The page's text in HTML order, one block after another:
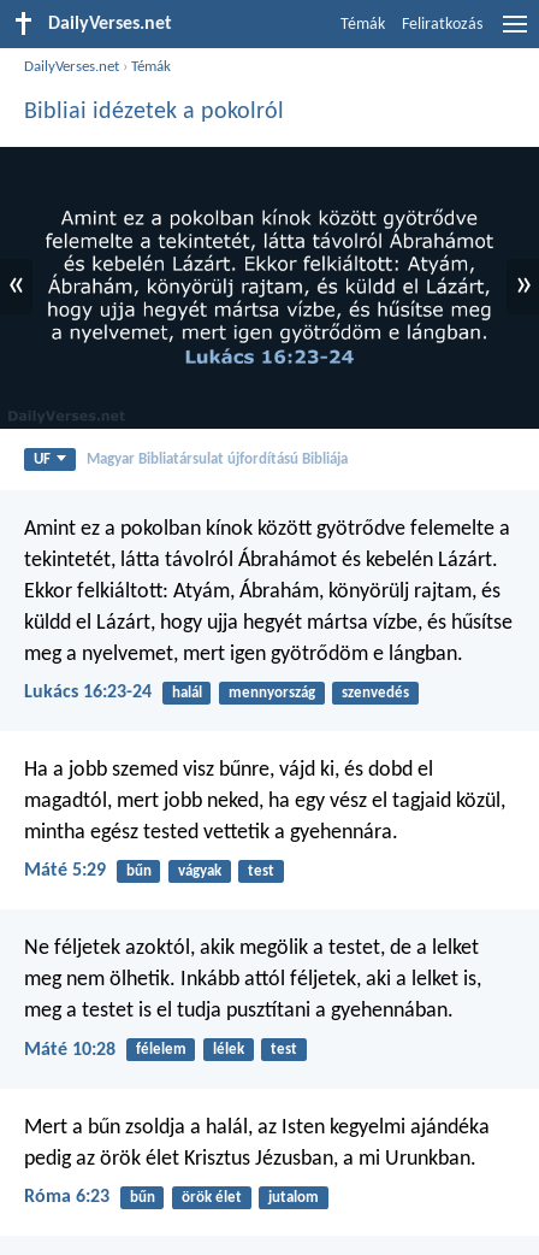
DailyVerses.net Témák Feliratkozás
DailyVerses.net ›Témák
Bibliai idézetek a pokolról
« »
UF Magyar Bibliatársulat újfordítású Bibliája
Amint ez a pokolban kínok között gyötrődve felemelte a
tekintetét, látta távolról Ábrahámot és kebelén Lázárt.
Ekkor felkiáltott: Atyám, Ábrahám, könyörülj rajtam, és
küldd el Lázárt, hogy ujja hegyét mártsa vízbe, és hűsítse
meg a nyelvemet, mert igen gyötrődöm e lángban.
Lukács 16:23-24 halál mennyország szenvedés
Ha a jobb szemed visz bűnre, vájd ki, és dobd el
magadtól, mert jobb neked, ha egy vész el tagjaid közül,
mintha egész tested vettetik a gyehennára.
Máté 5:29 bűn vágyak test
Ne féljetek azoktól, akik megölik a testet, de a lelket
meg nem ölhetik. Inkább attól féljetek, aki a lelket is,
meg a testet is el tudja pusztítani a gyehennában.
Máté 10:28 félelem lélek test
Mert a bűn zsoldja a halál, az Isten kegyelmi ajándéka
pedig az örök élet Krisztus Jézusban, a mi Urunkban.
Róma 6:23 bűn örök élet jutalom